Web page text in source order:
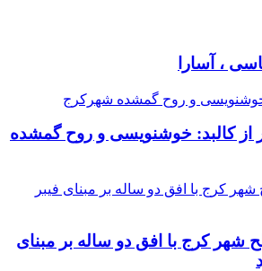
، آسارا
از کالبد: خوشنویسی و روح گمشده
کرج با افق دو ساله بر مبنای